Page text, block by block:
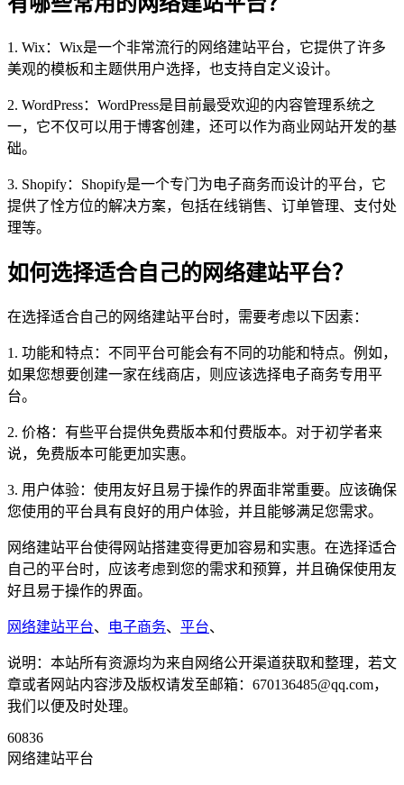
1. Wix：Wix是一个非常流行的网络建站平台，它提供了许多
美观的模板和主题供用户选择，也支持自定义设计。
2. WordPress：WordPress是目前最受欢迎的内容管理系统之
一，它不仅可以用于博客创建，还可以作为商业网站开发的基
础。
3. Shopify：Shopify是一个专门为电子商务而设计的平台，它
提供了恮方位的解决方案，包括在线销售、订单管理、支付处
理等。
如何选择适合自己的网络建站平台？
在选择适合自己的网络建站平台时，需要考虑以下因素：
1. 功能和特点：不同平台可能会有不同的功能和特点。例如，
如果您想要创建一家在线商店，则应该选择电子商务专用平
台。
2. 价格：有些平台提供免费版本和付费版本。对于初学者来
说，免费版本可能更加实惠。
3. 用户体验：使用友好且易于操作的界面非常重要。应该确保
您使用的平台具有良好的用户体验，并且能够满足您需求。
网络建站平台使得网站搭建变得更加容易和实惠。在选择适合
自己的平台时，应该考虑到您的需求和预算，并且确保使用友
好且易于操作的界面。
网络建站平台、 电子商务、 平台、
说明：本站所有资源均为来自网络公开渠道获取和整理，若文
章或者网站内容涉及版权请发至邮箱：670136485@qq.com，
我们以便及时处理。
60836
网络建站平台